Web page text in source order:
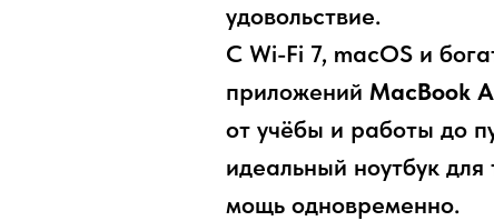
удовольствие.
С Wi-Fi 7, macOS и
приложений MacBook
от учёбы и работы до
идеальный ноутбук для
мощь одновременно.